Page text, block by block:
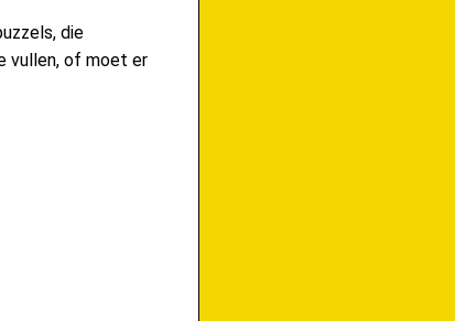
die
vullen, of moet er